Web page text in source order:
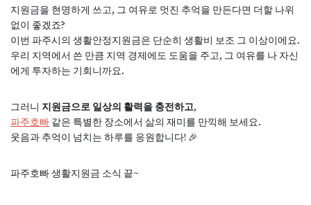
지원금을 현명하게 쓰고, 그 여유로 멋진 추억을 만든다면 더할 나위
없이 좋겠죠?
이번 파주시의 생활안정지원금은 단순히 생활비 보조 그 이상이에요.
우리 지역에서 쓴 만큼 지역 경제에도 도움을 주고, 그 여유를 나 자신
에게 투자하는 기회니까요.
그러니 지원금으로 일상의 활력을 충전하고,
파주호빠 같은 특별한 장소에서 삶의 재미를 만끽해 보세요.
웃음과 추억이 넘치는 하루를 응원합니다! 🎉
파주호빠 생활지원금 소식 끝~